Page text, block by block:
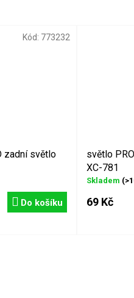
zadní světlo
Do košíku
Kód: 773232
světlo
XC-781
Skladem
69 Kč